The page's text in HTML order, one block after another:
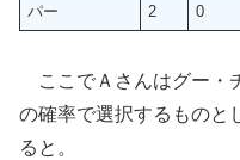
パー 2 0
ここでＡさんはグー・
の確率で選択するものと
ると。